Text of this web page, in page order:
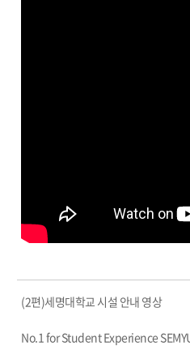
(2편)세명대학교 시설 안내 영상
No.1 for Student Experience